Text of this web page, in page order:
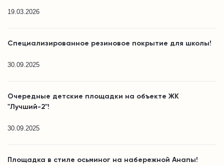
19.03.2026
Специализированное резиновое покрытие для школы!
30.09.2025
Очередные детские площадки на объекте ЖК
"Лучший-2"!
30.09.2025
Площадка в стиле осьминог на набережной Анапы!